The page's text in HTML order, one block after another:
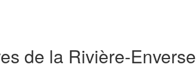
de la Rivière-Enverse